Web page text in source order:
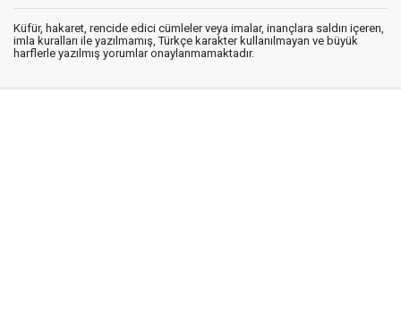
Küfür, hakaret, rencide edici cümleler veya imalar, inançlara saldırı içeren,
imla kuralları ile yazılmamış, Türkçe karakter kullanılmayan ve büyük
harflerle yazılmış yorumlar onaylanmamaktadır.